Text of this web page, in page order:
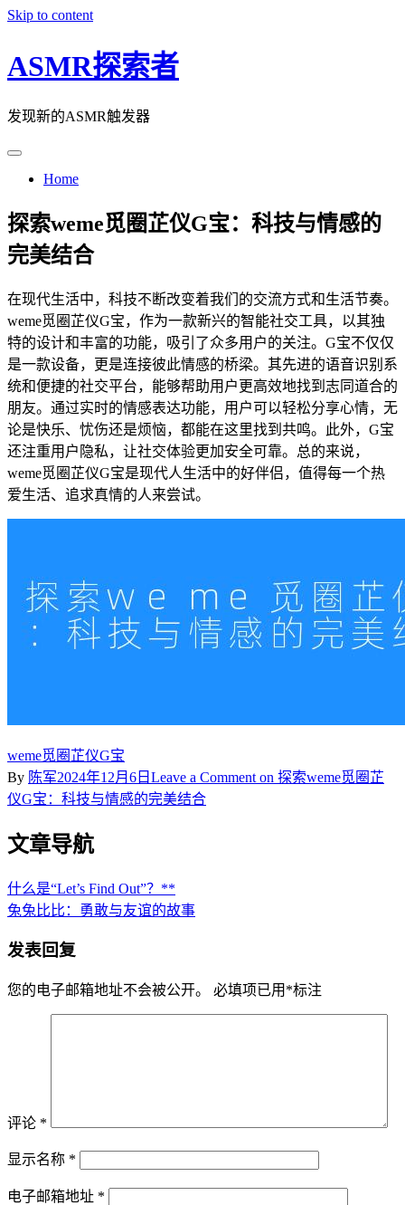
Skip to content
ASMR探索者
发现新的ASMR触发器
Home
探索weme觅圈芷仪G宝：科技与情感的
完美结合
在现代生活中，科技不断改变着我们的交流方式和生活节奏。
weme觅圈芷仪G宝，作为一款新兴的智能社交工具，以其独
特的设计和丰富的功能，吸引了众多用户的关注。G宝不仅仅
是一款设备，更是连接彼此情感的桥梁。其先进的语音识别系
统和便捷的社交平台，能够帮助用户更高效地找到志同道合的
朋友。通过实时的情感表达功能，用户可以轻松分享心情，无
论是快乐、忧伤还是烦恼，都能在这里找到共鸣。此外，G宝
还注重用户隐私，让社交体验更加安全可靠。总的来说，
weme觅圈芷仪G宝是现代人生活中的好伴侣，值得每一个热
爱生活、追求真情的人来尝试。
weme觅圈芷仪G宝
By 陈军2024年12月6日 Leave a Comment on 探索weme觅圈芷
仪G宝：科技与情感的完美结合
文章导航
什么是“Let’s Find Out”？**
兔兔比比：勇敢与友谊的故事
发表回复
您的电子邮箱地址不会被公开。 必填项已用 *标注
评论 *
显示名称 *
电子邮箱地址 *